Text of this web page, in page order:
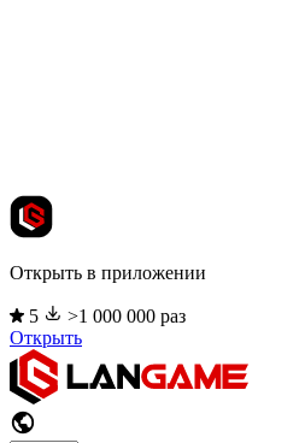
Открыть в приложении
5
>1 000 000 раз
Открыть